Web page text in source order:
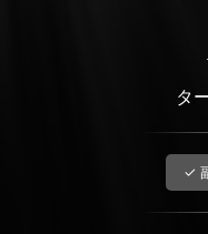
タ
✓